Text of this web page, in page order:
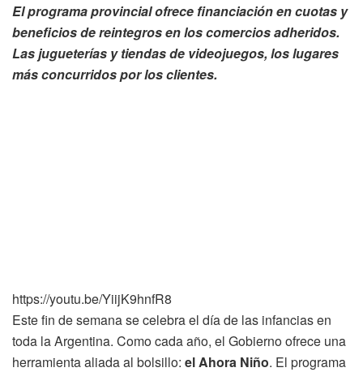
El programa provincial ofrece financiación en cuotas y
beneficios de reintegros en los comercios adheridos.
Las jugueterías y tiendas de videojuegos, los lugares
más concurridos por los clientes.
https://youtu.be/YiijK9hnfR8
Este fin de semana se celebra el día de las infancias en
toda la Argentina. Como cada año, el Gobierno ofrece una
herramienta aliada al bolsillo: el Ahora Niño. El programa